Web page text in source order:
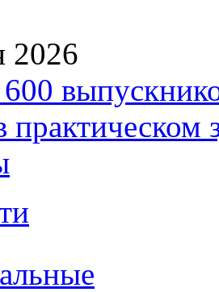
2026
практическом